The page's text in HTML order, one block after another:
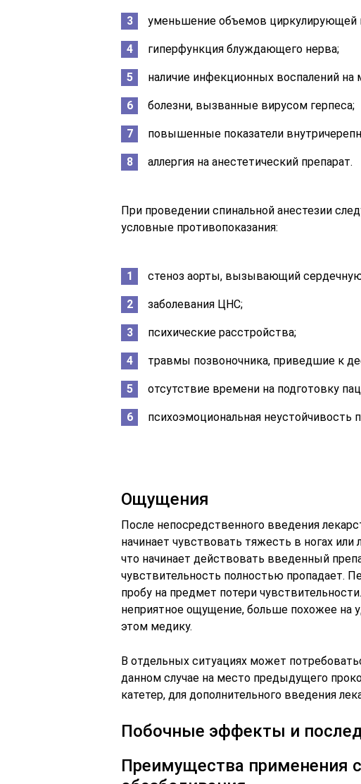
уменьшение объемов циркулирующей
гиперфункция блуждающего нерва;
наличие инфекционных воспалений на
болезни, вызванные вирусом герпеса;
повышенные показатели
аллергия на анестетический препарат.
При проведении спинальной анестезии
условные противопоказания:
стеноз аорты, вызывающий
заболевания ЦНС;
психические расстройства;
травмы позвоночника, приведшие к
отсутствие времени на подготовку
психоэмоциональная неустойчивость
Ощущения
После непосредственного введения
начинает чувствовать тяжесть в ногах
что начинает действовать введенный
чувствительность полностью пропадает.
пробу на предмет потери
неприятное ощущение, больше похожее на
этом медику.
В отдельных ситуациях может
данном случае на место предыдущего
катетер, для дополнительного введения
Побочные эффекты и
Преимущества применения